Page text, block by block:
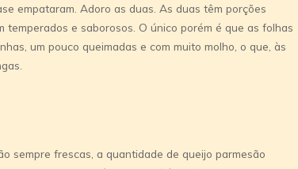
empataram. Adoro as duas. As duas têm porções
e saborosos. O único porém é que as folhas
um pouco queimadas e com muito molho, o que, às
sempre frescas, a quantidade de queijo parmesão